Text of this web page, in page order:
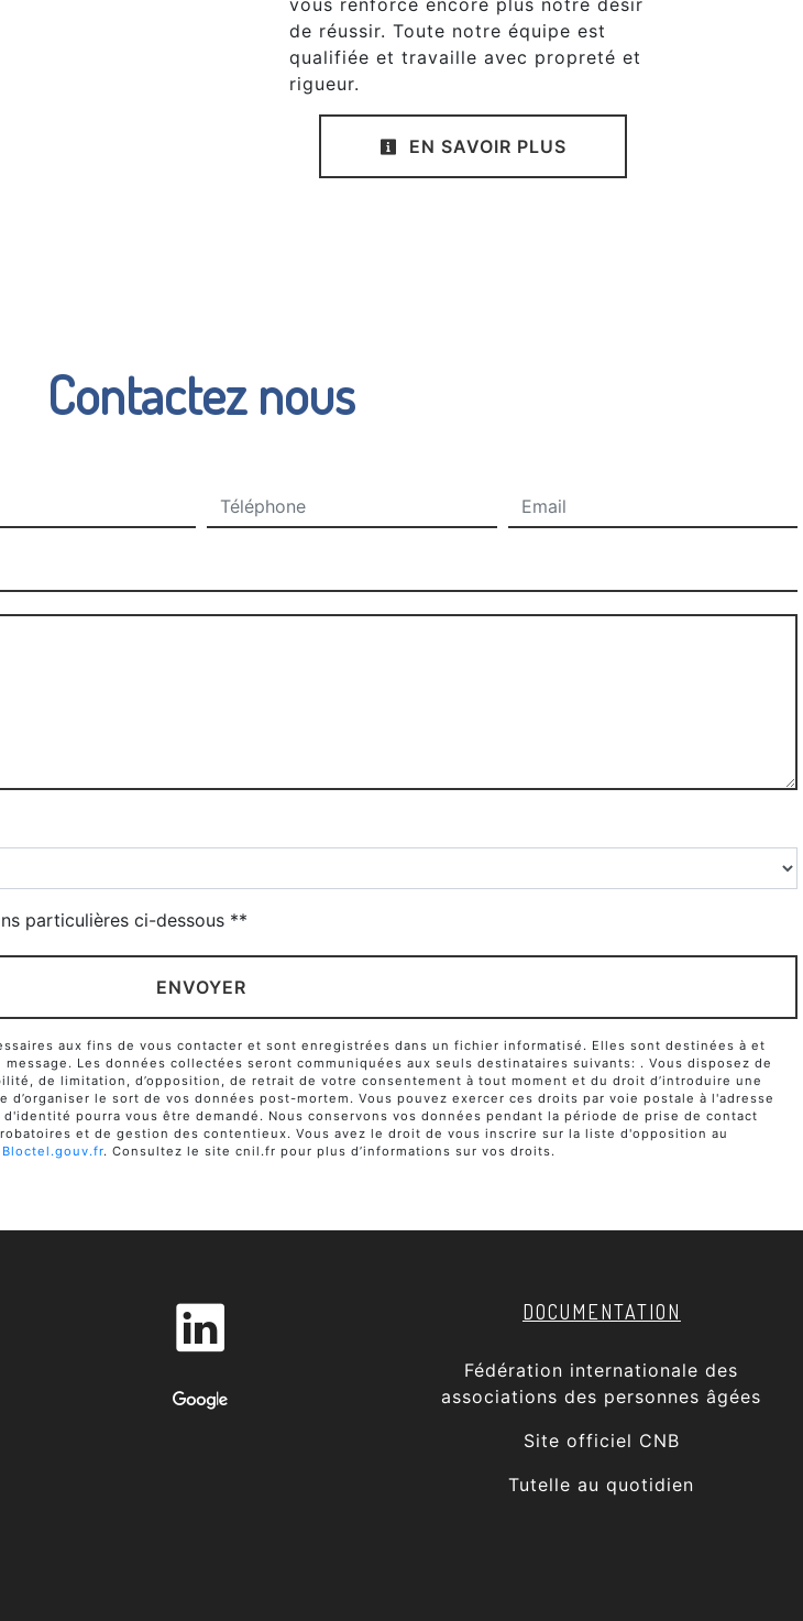
vous renforce encore plus notre désir
de réussir. Toute notre équipe est
qualifiée et travaille avec propreté et
rigueur.
EN SAVOIR PLUS
Contactez nous
particulières ci-dessous **
ENVOYER
aux fins de vous contacter et sont enregistrées dans un fichier informatisé. Elles sont destinées à et
Les données collectées seront communiquées aux seuls destinataires suivants: . Vous disposez de
de limitation, d’opposition, de retrait de votre consentement à tout moment et du droit d’introduire une
d’organiser le sort de vos données post-mortem. Vous pouvez exercer ces droits par voie postale à l'adresse
pourra vous être demandé. Nous conservons vos données pendant la période de prise de contact
et de gestion des contentieux. Vous avez le droit de vous inscrire sur la liste d'opposition au
Bloctel.gouv.fr. Consultez le site cnil.fr pour plus d’informations sur vos droits.
DOCUMENTATION
Fédération internationale des
associations des personnes âgées
Site officiel CNB
Tutelle au quotidien